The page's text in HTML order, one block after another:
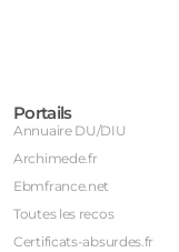
Portails
Annuaire DU/DIU
Archimede.fr
Ebmfrance.net
Toutes les recos
Certificats-absurdes.fr